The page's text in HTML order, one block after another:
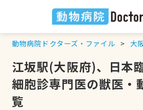
動物病院ドクターズ・ファイル 大
江坂駅(大阪府)、日本
細胞診専門医の獣医・
覧